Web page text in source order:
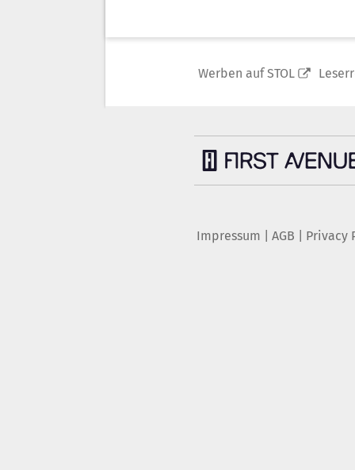
Werben auf STOL
Impressum AGB Privacy